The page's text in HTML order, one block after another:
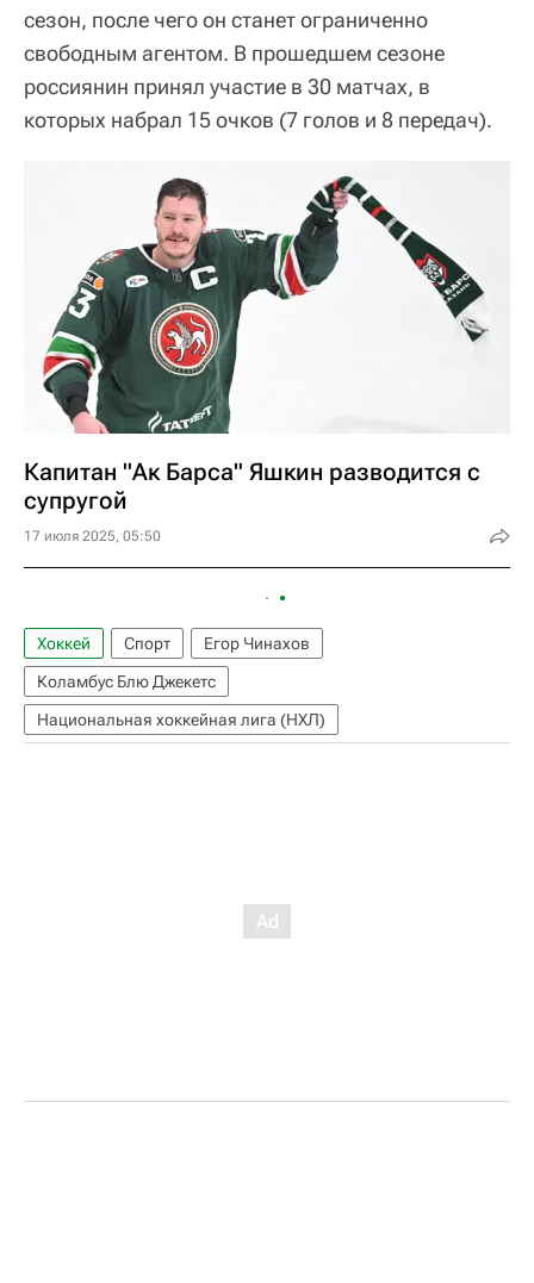
сезон, после чего он станет ограниченно
свободным агентом. В прошедшем сезоне
россиянин принял участие в 30 матчах, в
которых набрал 15 очков (7 голов и 8 передач).
Капитан "Ак Барса" Яшкин разводится с
супругой
17 июля 2025, 05:50
Хоккей Спорт
Егор Чинахов
Коламбус Блю Джекетс
Национальная хоккейная лига (НХЛ)